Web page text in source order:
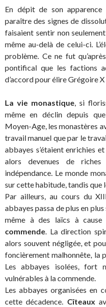
En dépit de son apparence
paraître des signes de
faisaient sentir non
même au-delà de celui-ci.
problème. Ce ne fut
pontifical que les factions
d’accord pour élire Grégoire
La vie monastique, si
même en déclin depuis
Moyen-Age, les monastères
travail manuel que par le
abbayes s’étaient enrichies
alors devenues de riches
indépendance. Le monde
sur cette habitude, tandis que
Par ailleurs, au cours du
abbayes passa de plus en
même à des laïcs à
commende. La direction
alors souvent négligée, et
foncièrement malhonnête, la
Les abbayes isolées, fort
vulnérables à la commende.
Les abbayes organisées en
cette décadence. Cîteaux